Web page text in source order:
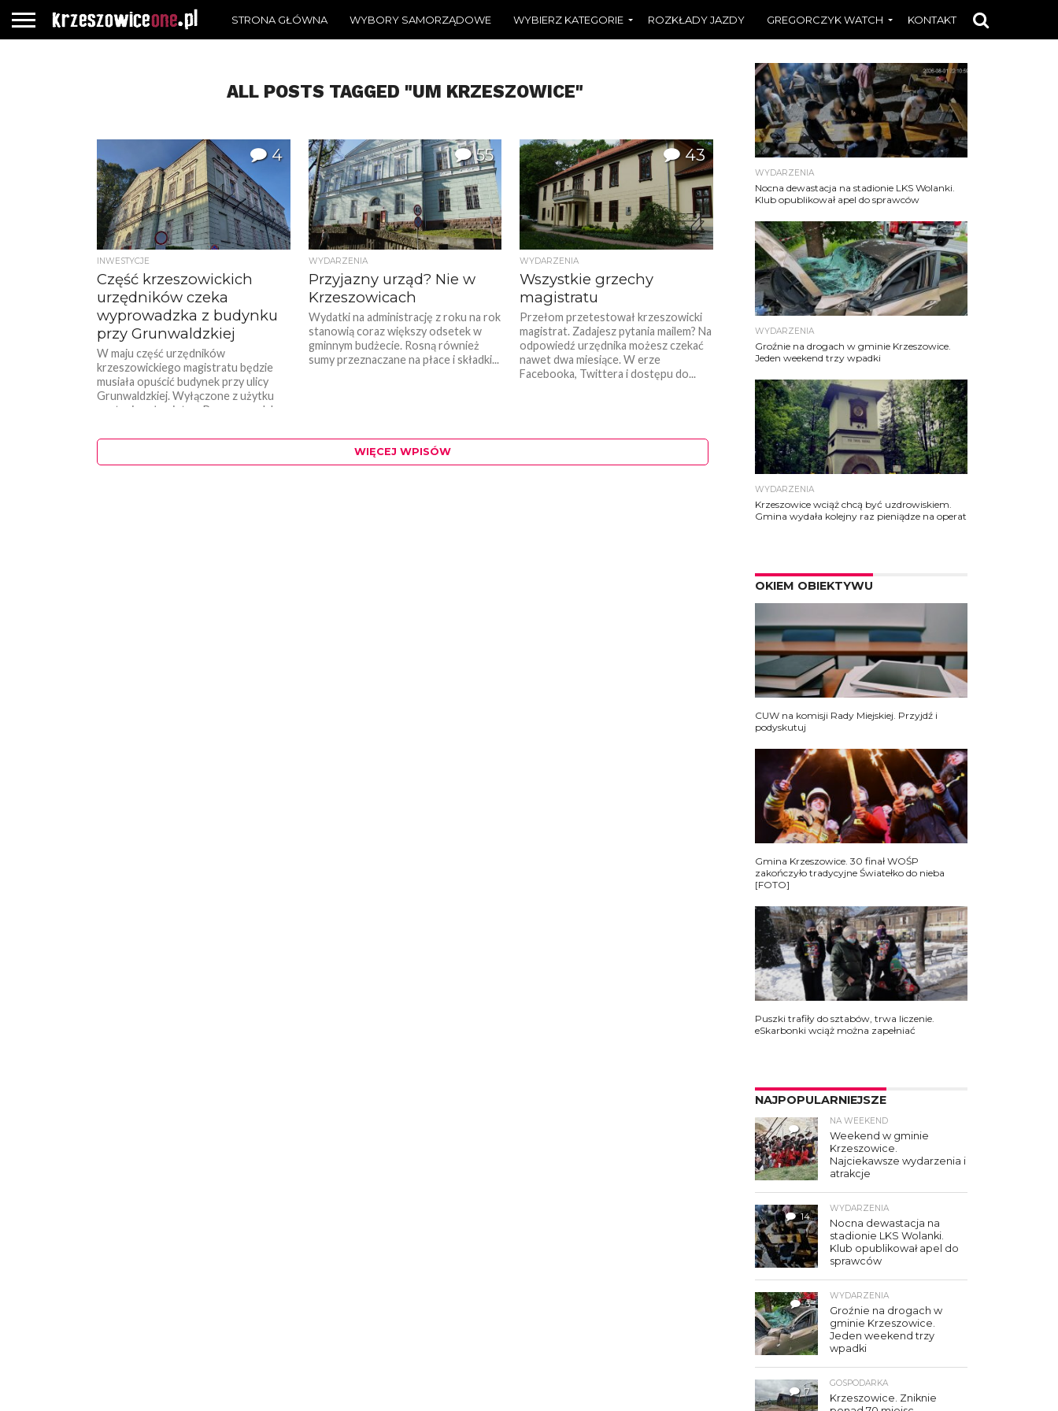
STRONA GŁÓWNA WYBORY SAMORZĄDOWE WYBIERZ KATEGORIE ROZKŁADY JAZDY GREGORCZYK WATCH KONTAKT
ALL POSTS TAGGED "UM KRZESZOWICE"
4
INWESTYCJE
Część krzeszowickich
urzędników czeka
wyprowadzka z budynku
przy Grunwaldzkiej
W maju część urzędników
krzeszowickiego magistratu będzie
musiała opuścić budynek przy ulicy
Grunwaldzkiej. Wyłączone z użytku
zostanie całe piętro. Przeprowadzka
55
WYDARZENIA
Przyjazny urząd? Nie w
Krzeszowicach
Wydatki na administrację z roku na rok
stanowią coraz większy odsetek w
gminnym budżecie. Rosną również
sumy przeznaczane na płace i składki...
43
WYDARZENIA
Wszystkie grzechy
magistratu
Przełom przetestował krzeszowicki
magistrat. Zadajesz pytania mailem? Na
odpowiedź urzędnika możesz czekać
nawet dwa miesiące. W erze
Facebooka, Twittera i dostępu do...
WIĘCEJ WPISÓW
WYDARZENIA
Nocna dewastacja na stadionie LKS Wolanki.
Klub opublikował apel do sprawców
WYDARZENIA
Groźnie na drogach w gminie Krzeszowice.
Jeden weekend trzy wpadki
WYDARZENIA
Krzeszowice wciąż chcą być uzdrowiskiem.
Gmina wydała kolejny raz pieniądze na operat
OKIEM OBIEKTYWU
CUW na komisji Rady Miejskiej. Przyjdź i
podyskutuj
Gmina Krzeszowice. 30 finał WOŚP
zakończyło tradycyjne Światełko do nieba
[FOTO]
Puszki trafiły do sztabów, trwa liczenie.
eSkarbonki wciąż można zapełniać
NAJPOPULARNIEJSZE
4
NA WEEKEND
Weekend w gminie
Krzeszowice.
Najciekawsze wydarzenia i
atrakcje
14
WYDARZENIA
Nocna dewastacja na
stadionie LKS Wolanki.
Klub opublikował apel do
sprawców
3
WYDARZENIA
Groźnie na drogach w
gminie Krzeszowice.
Jeden weekend trzy
wpadki
7
GOSPODARKA
Krzeszowice. Zniknie